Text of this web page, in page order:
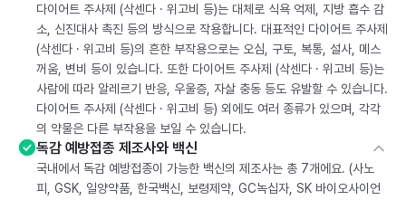
다이어트 주사제 (삭센다 · 위고비 등)는 대체로 식욕 억제, 지방 흡수 감
소, 신진대사 촉진 등의 방식으로 작용합니다. 대표적인 다이어트 주사제
(삭센다 · 위고비 등)의 흔한 부작용으로는 오심, 구토, 복통, 설사, 메스
꺼움, 변비 등이 있습니다. 또한 다이어트 주사제 (삭센다 · 위고비 등)는
사람에 따라 알레르기 반응, 우울증, 자살 충동 등도 유발할 수 있습니다.
다이어트 주사제 (삭센다 · 위고비 등) 외에도 여러 종류가 있으며, 각각
의 약물은 다른 부작용을 보일 수 있습니다.
독감 예방접종 제조사와 백신
국내에서 독감 예방접종이 가능한 백신의 제조사는 총 7개에요. (사노
피, GSK, 일양약품, 한국백신, 보령제약, GC녹십자, SK 바이오사이언